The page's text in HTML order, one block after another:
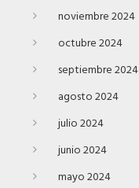
noviembre 2024
octubre 2024
septiembre 2024
agosto 2024
julio 2024
junio 2024
mayo 2024